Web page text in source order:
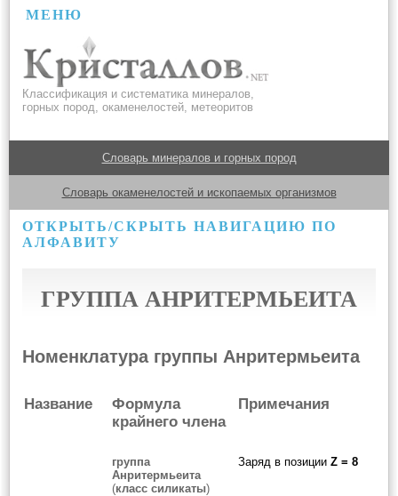
МЕНЮ
Классификация и систематика минералов,
горных пород, окаменелостей, метеоритов
Словарь минералов и горных пород
Словарь окаменелостей и ископаемых организмов
ОТКРЫТЬ/СКРЫТЬ НАВИГАЦИЮ ПО
АЛФАВИТУ
ГРУППА АНРИТЕРМЬЕИТА
Номенклатура группы Анритермьеита
Название
Формула
крайнего члена
Примечания
группа
Анритермьеита
(класс силикаты)
Заряд в позиции Z = 8